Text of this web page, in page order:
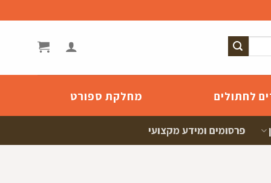
לחתולים מחלקת ספורט
פרסומים ומידע מקצועי